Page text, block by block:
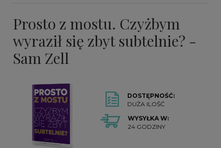
Prosto z mostu. Czyżbym
wyraził się zbyt subtelnie? -
Sam Zell
DOSTĘPNOŚĆ:
DUŻA ILOŚĆ
WYSYŁKA W:
24 GODZINY